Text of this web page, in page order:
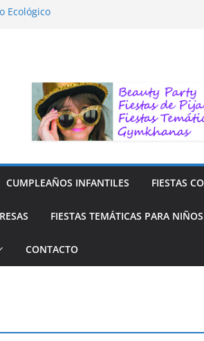
Ecológico
CUMPLEAÑOS INFANTILES FIESTAS
FIESTAS TEMÁTICAS PARA NIÑOS
CONTACTO